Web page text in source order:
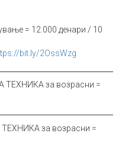
= 12.000 денари / 10
bit.ly/2OssWzg
за возрасни =
за возрасни =